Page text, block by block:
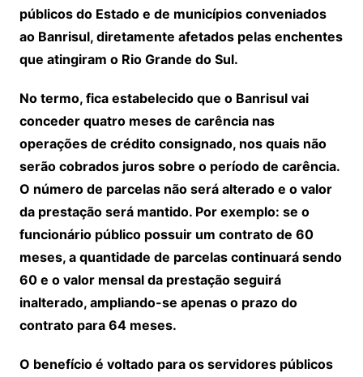
públicos do Estado e de municípios conveniados
ao Banrisul, diretamente afetados pelas enchentes
que atingiram o Rio Grande do Sul.
No termo, fica estabelecido que o Banrisul vai
conceder quatro meses de carência nas
operações de crédito consignado, nos quais não
serão cobrados juros sobre o período de carência.
O número de parcelas não será alterado e o valor
da prestação será mantido. Por exemplo: se o
funcionário público possuir um contrato de 60
meses, a quantidade de parcelas continuará sendo
60 e o valor mensal da prestação seguirá
inalterado, ampliando-se apenas o prazo do
contrato para 64 meses.
O benefício é voltado para os servidores públicos